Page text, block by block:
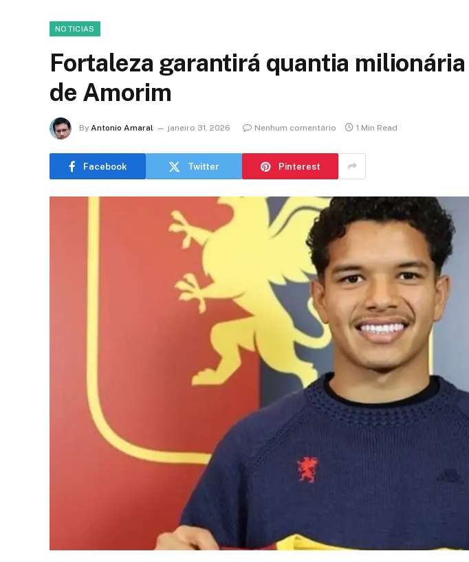
NOTICIAS
Fortaleza garantirá quantia
de Amorim
By Antonio Amaral janeiro 31, 2026 Nenhum comentário 1 Min Read
Facebook Twitter Pinterest